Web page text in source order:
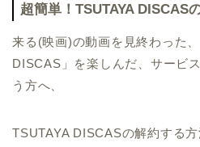
超簡単！TSUTAYA DISCAS
来る(映画)の動画を見終わった
DISCAS」を楽しんだ、サービ
う方へ、
TSUTAYA DISCASの解約する方